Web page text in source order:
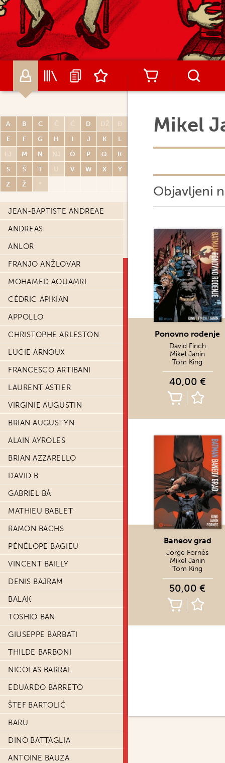
A B C Č Ć D DŽ
Đ
E
F G H I J K
L
LJ
M N NJ O P Q
R
S
Š T U V W X
Y
Z
Ž *
MARGUERITE ABOUET
CHARLIE ADLARD
DAVID AJA
PIERRE ALARY
ALFRED
ALEX ALICE
ANTONIO ALTARRIBA
HORACIO ALTUNA
CARLO AMBROSINI
JEAN-BAPTISTE ANDREAE
ANDREAS
ANLOR
FRANJO ANŽLOVAR
MOHAMED AOUAMRI
CÉDRIC APIKIAN
APPOLLO
CHRISTOPHE ARLESTON
LUCIE ARNOUX
FRANCESCO ARTIBANI
LAURENT ASTIER
VIRGINIE AUGUSTIN
BRIAN AUGUSTYN
ALAIN AYROLES
BRIAN AZZARELLO
DAVID B.
GABRIEL BÁ
MATHIEU BABLET
RAMON BACHS
PÉNÉLOPE BAGIEU
VINCENT BAILLY
DENIS BAJRAM
BALAK
TOSHIO BAN
GIUSEPPE BARBATI
THILDE BARBONI
NICOLAS BARRAL
EDUARDO BARRETO
ŠTEF BARTOLIĆ
BARU
DINO BATTAGLIA
ANTOINE BAUZA
Mikel
Objavljeni
Ponovno rođenje
David Finch
Mikel Janin
Tom King
40,00 €
Baneov grad
Jorge Fornés
Mikel Janin
Tom King
50,00 €